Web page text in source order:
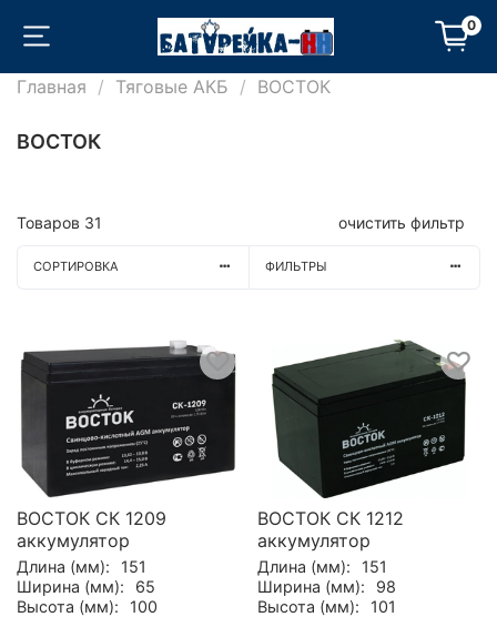
0
Главная Тяговые АКБ ВОСТОК
ВОСТОК
Товаров 31 очистить фильтр
СОРТИРОВКА ФИЛЬТРЫ
ВОСТОК СК 1209
аккумулятор
Длина (мм):
151
Ширина (мм):
65
Высота (мм):
100
ВОСТОК СК 1212
аккумулятор
Длина (мм):
151
Ширина (мм):
98
Высота (мм):
101